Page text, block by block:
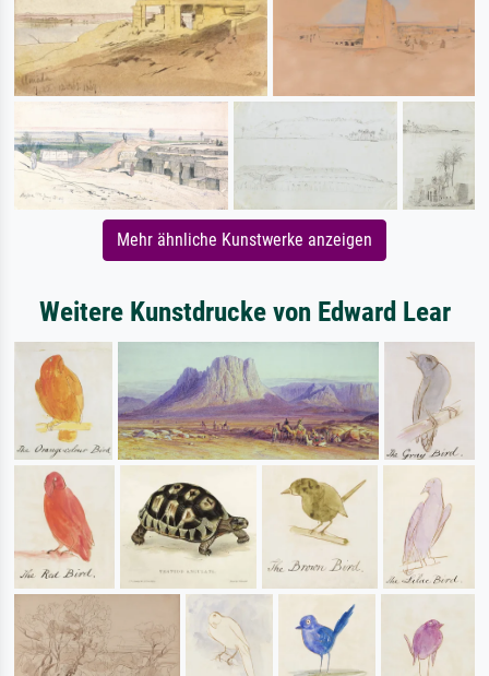
Mehr ähnliche Kunstwerke anzeigen
Weitere Kunstdrucke von Edward Lear